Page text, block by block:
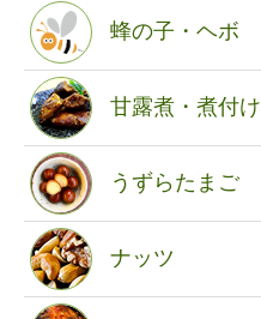
蜂の子・ヘボ
甘露煮・煮付け
うずらたまご
ナッツ